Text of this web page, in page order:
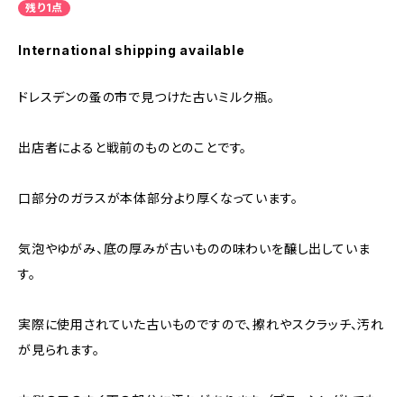
残り1点
International shipping available
ドレスデンの蚤の市で見つけた古いミルク瓶。
出店者によると戦前のものとのことです。
口部分のガラスが本体部分より厚くなっています。
気泡やゆがみ、底の厚みが古いものの味わいを醸し出していま
す。
実際に使用されていた古いものですので、擦れやスクラッチ、汚れ
が見られます。